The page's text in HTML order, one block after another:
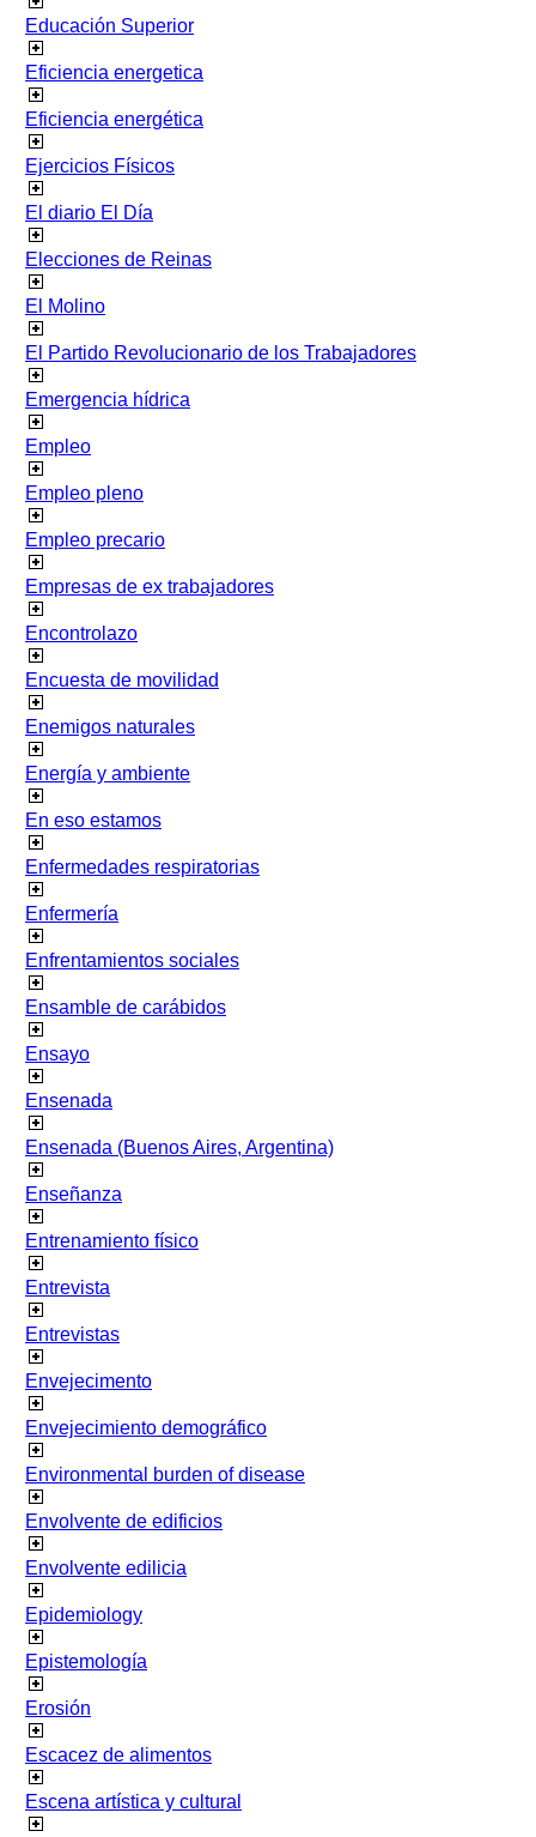
Educación Superior
Eficiencia energetica
Eficiencia energética
Ejercicios Físicos
El diario El Día
Elecciones de Reinas
El Molino
El Partido Revolucionario de los Trabajadores
Emergencia hídrica
Empleo
Empleo pleno
Empleo precario
Empresas de ex trabajadores
Encontrolazo
Encuesta de movilidad
Enemigos naturales
Energía y ambiente
En eso estamos
Enfermedades respiratorias
Enfermería
Enfrentamientos sociales
Ensamble de carábidos
Ensayo
Ensenada
Ensenada (Buenos Aires, Argentina)
Enseñanza
Entrenamiento físico
Entrevista
Entrevistas
Envejecimento
Envejecimiento demográfico
Environmental burden of disease
Envolvente de edificios
Envolvente edilicia
Epidemiology
Epistemología
Erosión
Escacez de alimentos
Escena artística y cultural